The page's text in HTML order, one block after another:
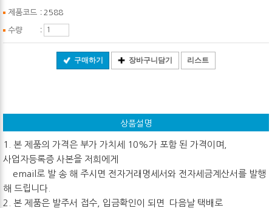
제품코드 : 2588
수량 :
구매하기 장바구니담기 리스트
상품설명
1. 본 제품의 가격은 부가 가치세 10%가 포함 된 가격이며,
사업자등록증 사본을 저희에게
email로 발 송 해 주시면 전자거래명세서와 전자세금계산서를 발행
해 드립니다.
2. 본 제품은 발주서 접수, 입금확인이 되면 다음날 택배로